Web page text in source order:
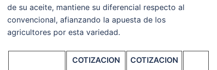
de su aceite, mantiene su diferencial respecto al
convencional, afianzando la apuesta de los
agricultores por esta variedad.
COTIZACION COTIZACION